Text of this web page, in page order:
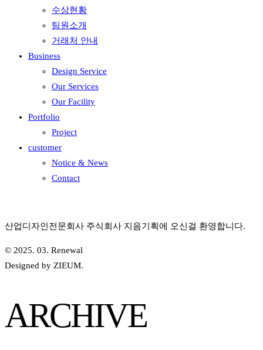
수상현황
팀원소개
거래처 안내
Business
Design Service
Our Services
Our Facility
Portfolio
Project
customer
Notice & News
Contact
산업디자인전문회사 주식회사 지음기획에 오신걸 환영합니다.
© 2025. 03. Renewal
Designed by ZIEUM.
ARCHIVE